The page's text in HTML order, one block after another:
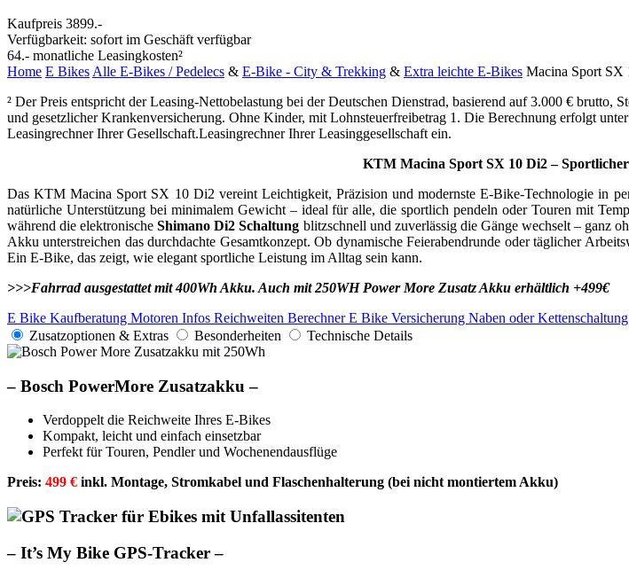
Kaufpreis 3899.-
Verfügbarkeit: sofort im Geschäft verfügbar
64.- monatliche Leasingkosten²
Home E Bikes Alle E-Bikes / Pedelecs & E-Bike - City & Trekking & Extra leichte E-Bikes Macina Sport SX
² Der Preis entspricht der Leasing-Nettobelastung bei der Deutschen Dienstrad, basierend auf 3.000 €
und gesetzlicher Krankenversicherung. Ohne Kinder, mit Lohnsteuerfreibetrag 1. Die Berechnung erfolgt
Leasingrechner Ihrer Gesellschaft.Leasingrechner Ihrer Leasinggesellschaft ein.
KTM Macina Sport SX 10 Di2 –
Das KTM Macina Sport SX 10 Di2 vereint Leichtigkeit, Präzision und modernste E-Bike-Technologie in
natürliche Unterstützung bei minimalem Gewicht – ideal für alle, die sportlich pendeln oder Touren mit
während die elektronischeShimano Di2 Schaltung blitzschnell und zuverlässig die Gänge wechselt – ganz
Akku unterstreichen das durchdachte Gesamtkonzept. Ob dynamische Feierabendrunde oder täglicher
Ein E-Bike, das zeigt, wie elegant sportliche Leistung im Alltag sein kann.
>>>Fahrrad ausgestattet mit 400Wh Akku. Auch mit 250WH Power More Zusatz Akku erhältlich +499€
E Bike Kaufberatung Motoren Infos Reichweiten BerechnerE Bike Versicherung Naben oder
Zusatzoptionen & Extras
Besonderheiten Technische Details
– Bosch PowerMore Zusatzakku –
Verdoppelt die Reichweite Ihres E-Bikes
Kompakt, leicht und einfach einsetzbar
Perfekt für Touren, Pendler und Wochenendausflüge
Preis: 499 € inkl. Montage, Stromkabel und Flaschenhalterung (bei nicht montiertem Akku)
– It’s My Bike GPS-Tracker –